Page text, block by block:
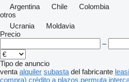
Argentina
Chile
Colombia
otros
Ucrania
Moldavia
Precio
–
Tipo de anuncio
venta alquiler subasta del fabricante
compra) crédito a plazos permuta